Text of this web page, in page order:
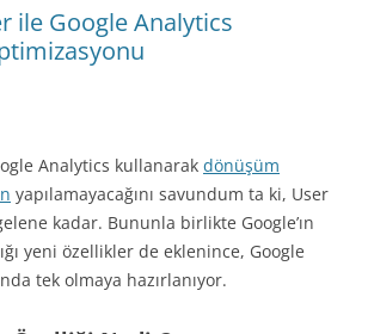
ile Google Analytics
Analytics kullanarak dönüşüm
yapılamayacağını savundum ta ki, User
kadar. Bununla birlikte Google’ın
yeni özellikler de eklenince, Google
tek olmaya hazırlanıyor.